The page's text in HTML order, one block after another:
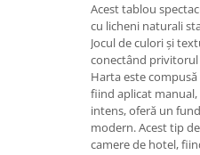
Acest tablou
cu licheni naturali
Jocul de culori și
conectând
Harta este
fiind aplicat
intens, oferă un
modern. Acest tip
camere de hotel,